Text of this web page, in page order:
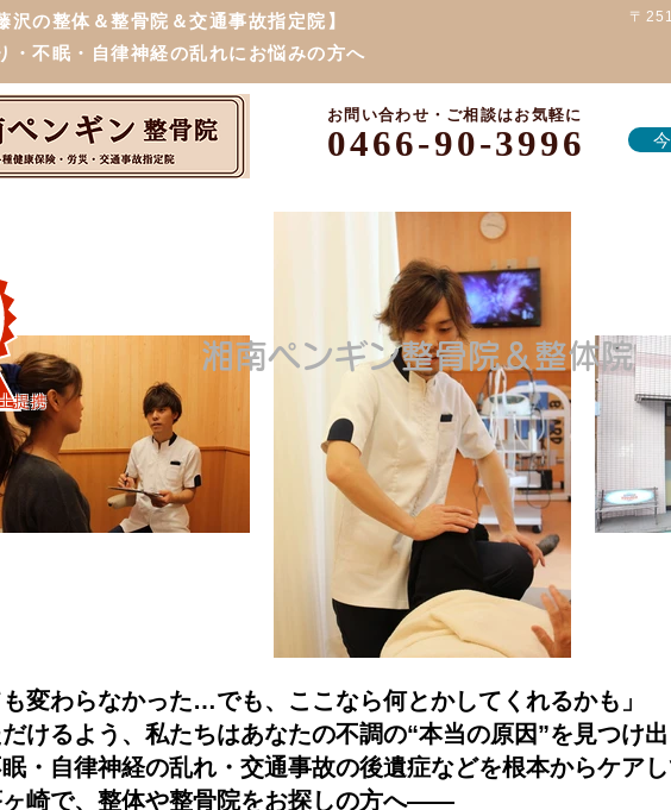
沢の整体＆整骨院＆交通事故指定院】
・不眠・自律神経の乱れにお悩みの方へ
〒
0466-90-3996
お問い合わせ・ご相談はお気軽に
湘南ペンギン整骨院＆整体院
提携
も変わらなかった…でも、ここなら何とかしてくれるかも」
けるよう、私たちはあなたの不調の“本当の原因”を見つけ出
・自律神経の乱れ・交通事故の後遺症などを根本からケアし
崎で、整体や整骨院をお探しの方へ――